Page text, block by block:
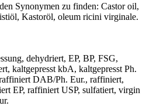
Synonymen zu finden: Castor oil,
Kastoröl, oleum ricini virginale.
dehydriert, EP, BP, FSG,
kaltgepresst kbA, kaltgepresst Ph.
DAB/Ph. Eur., raffiniert,
EP, raffiniert USP, sulfatiert, virgin